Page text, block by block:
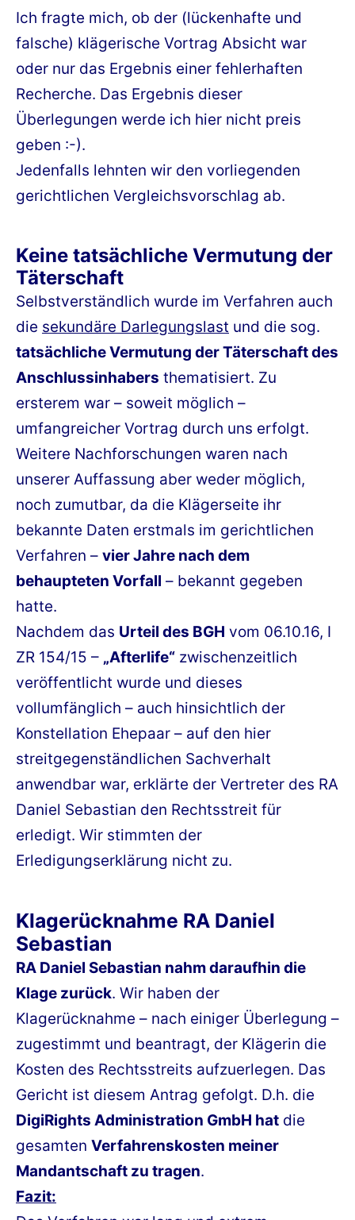
Ich fragte mich, ob der (lückenhafte und
falsche) klägerische Vortrag Absicht war
oder nur das Ergebnis einer fehlerhaften
Recherche. Das Ergebnis dieser
Überlegungen werde ich hier nicht preis
geben :-).
Jedenfalls lehnten wir den vorliegenden
gerichtlichen Vergleichsvorschlag ab.
Keine tatsächliche Vermutung der
Täterschaft
Selbstverständlich wurde im Verfahren auch
die sekundäre Darlegungslast und die sog.
tatsächliche Vermutung der Täterschaft des
Anschlussinhabers thematisiert. Zu
ersterem war – soweit möglich –
umfangreicher Vortrag durch uns erfolgt.
Weitere Nachforschungen waren nach
unserer Auffassung aber weder möglich,
noch zumutbar, da die Klägerseite ihr
bekannte Daten erstmals im gerichtlichen
Verfahren – vier Jahre nach dem
behaupteten Vorfall – bekannt gegeben
hatte.
Nachdem das Urteil des BGH vom 06.10.16, I
ZR 154/15 – „Afterlife“ zwischenzeitlich
veröffentlicht wurde und dieses
vollumfänglich – auch hinsichtlich der
Konstellation Ehepaar – auf den hier
streitgegenständlichen Sachverhalt
anwendbar war, erklärte der Vertreter des RA
Daniel Sebastian den Rechtsstreit für
erledigt. Wir stimmten der
Erledigungserklärung nicht zu.
Klagerücknahme RA Daniel
Sebastian
RA Daniel Sebastian nahm daraufhin die
Klage zurück. Wir haben der
Klagerücknahme – nach einiger Überlegung –
zugestimmt und beantragt, der Klägerin die
Kosten des Rechtsstreits aufzuerlegen. Das
Gericht ist diesem Antrag gefolgt. D.h. die
DigiRights Administration GmbH hat die
gesamten Verfahrenskosten meiner
Mandantschaft zu tragen.
Fazit: